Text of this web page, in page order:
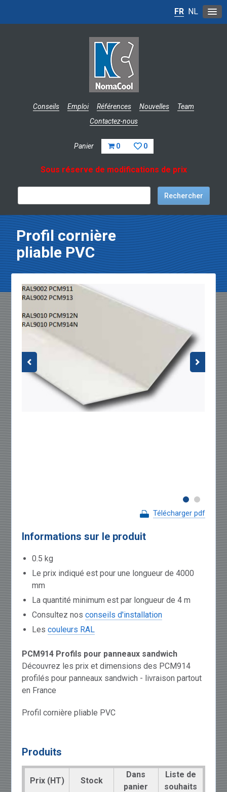
Conseils Emploi Références Nouvelles
Team
Contactez-nous
Panier 0 0
FR NL
Sous réserve de modifications de prix
Profil cornière
pliable PVC
Télécharger pdf
Informations sur le produit
0.5 kg
Le prix indiqué est pour une longueur de 4000
mm
La quantité minimum est par longueur de 4 m
Consultez nosconseils d'installation
Lescouleurs RAL
PCM914 Profils pour panneaux sandwich
Découvrez les prix et dimensions des PCM914
profilés pour panneaux sandwich - livraison partout
en France
Profil cornière pliable PVC
Produits
Prix (HT) Stock
Dans
panier
Liste de
souhaits